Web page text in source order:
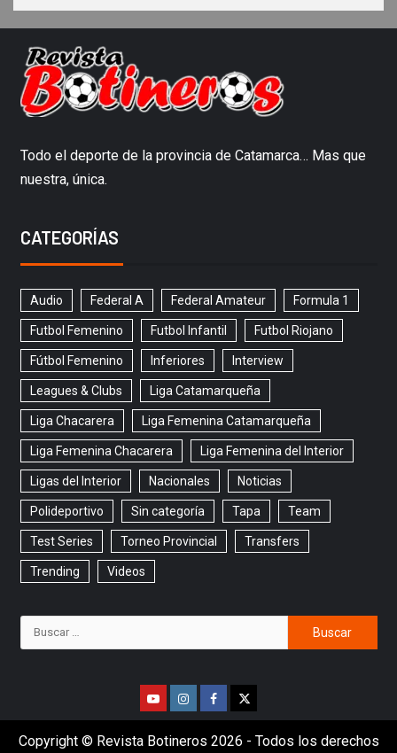
Todo el deporte de la provincia de Catamarca… Mas que
nuestra, única.
CATEGORÍAS
Audio Federal A Federal Amateur Formula 1
Futbol Femenino Futbol Infantil Futbol Riojano
Fútbol Femenino Inferiores Interview
Leagues & Clubs Liga Catamarqueña
Liga Chacarera Liga Femenina Catamarqueña
Liga Femenina Chacarera Liga Femenina del Interior
Ligas del Interior Nacionales Noticias
Polideportivo Sin categoría Tapa Team
Test Series Torneo Provincial Transfers
Trending Videos
Copyright © Revista Botineros 2026 - Todos los derechos